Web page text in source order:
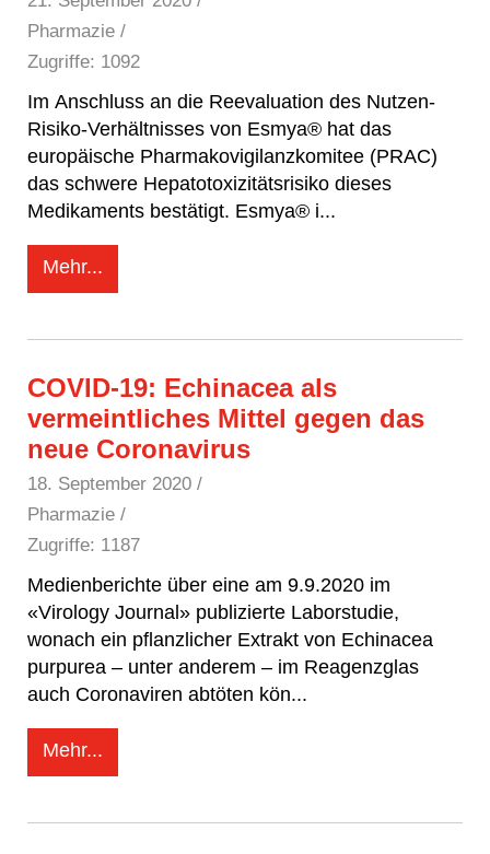
Pharmazie /
Zugriffe: 1092
Im Anschluss an die Reevaluation des Nutzen-
Risiko-Verhältnisses von Esmya® hat das
europäische Pharmakovigilanzkomitee (PRAC)
das schwere Hepatotoxizitätsrisiko dieses
Medikaments bestätigt. Esmya® i...
Mehr...
COVID-19: Echinacea als
vermeintliches Mittel gegen das
neue Coronavirus
18. September 2020 /
Pharmazie /
Zugriffe: 1187
Medienberichte über eine am 9.9.2020 im
«Virology Journal» publizierte Laborstudie,
wonach ein pflanzlicher Extrakt von Echinacea
purpurea – unter anderem – im Reagenzglas
auch Coronaviren abtöten kön...
Mehr...